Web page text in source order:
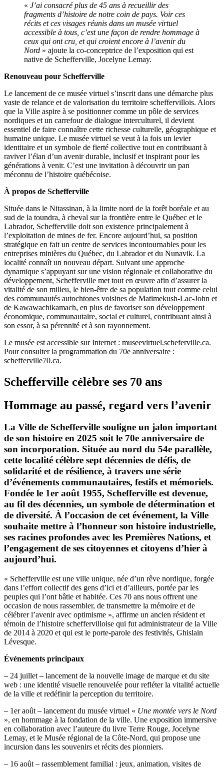
« J’ai consacré plus de 45 ans à recueillir des
fragments d’histoire de notre coin de pays. Voir ces
récits et ces visages réunis dans un musée virtuel
accessible à tous, c’est une façon de rendre hommage à
ceux qui ont cru, et qui croient encore à l’avenir du
Nord » ajoute la co-conceptrice de l’exposition qui est
native de Schefferville, Jocelyne Lemay.
Renouveau pour Schefferville
Le lancement de ce musée virtuel s’inscrit dans une démarche plus
vaste de relance et de valorisation du territoire scheffervillois. Alors
que la Ville aspire à se positionner comme un pôle de services
nordiques et un carrefour de dialogue interculturel, il devient
essentiel de faire connaître cette richesse culturelle, géographique et
humaine unique. Le musée virtuel se veut à la fois un levier
identitaire et un symbole de fierté collective tout en contribuant à
raviver l’élan d’un avenir durable, inclusif et inspirant pour les
générations à venir. C’est une invitation à découvrir un pan
méconnu de l’histoire québécoise.
À propos de Schefferville
Située dans le Nitassinan, à la limite nord de la forêt boréale et au
sud de la toundra, à cheval sur la frontière entre le Québec et le
Labrador, Schefferville doit son existence principalement à
l’exploitation de mines de fer. Encore aujourd’hui, sa position
stratégique en fait un centre de services incontournables pour les
entreprises minières du Québec, du Labrador et du Nunavik. La
localité connaît un nouveau départ. Suivant une approche
dynamique s’appuyant sur une vision régionale et collaborative du
développement, Schefferville met tout en œuvre afin d’assurer la
vitalité de son milieu, le bien-être de sa population tout comme celui
des communautés autochtones voisines de Matimekush-Lac-John et
de Kawawachikamach, en plus de favoriser son développement
économique, communautaire, social et culturel, contribuant ainsi à
son essor, à sa pérennité et à son rayonnement.
Le musée est accessible sur Internet : museevirtuel.scheferville.ca.
Pour consulter la programmation du 70e anniversaire :
schefferville70.ca.
Schefferville célèbre ses 70 ans
Hommage au passé, regard vers l’avenir
La Ville de Schefferville souligne un jalon important
de son histoire en 2025 soit le 70e anniversaire de
son incorporation. Située au nord du 54e parallèle,
cette localité célèbre sept décennies de défis, de
solidarité et de résilience, à travers une série
d’événements communautaires, festifs et mémoriels.
Fondée le 1er août 1955, Schefferville est devenue,
au fil des décennies, un symbole de détermination et
de diversité. À l’occasion de cet événement, la Ville
souhaite mettre à l’honneur son histoire industrielle,
ses racines profondes avec les Premières Nations, et
l’engagement de ses citoyennes et citoyens d’hier à
aujourd’hui.
« Schefferville est une ville unique, née d’un rêve nordique, forgée
dans l’effort collectif des gens d’ici et d’ailleurs, portée par les
peuples qui l’ont bâtie et habitée. Ces 70 ans nous offrent une
occasion de nous rassembler, de transmettre la mémoire et de
célébrer l’avenir avec optimisme », affirme un ancien résident et
témoin de l’histoire scheffervilloise qui fut administrateur de la Ville
de 2014 à 2020 et qui est le porte-parole des festivités, Ghislain
Lévesque.
Événements principaux
– 24 juillet – lancement de la nouvelle image de marque et du site
web : une identité visuelle renouvelée pour refléter la vitalité actuelle
de la ville et redéfinir la perception du territoire.
– 1er août – lancement du musée virtuel « Une montée vers le Nord
», en hommage à la fondation de la ville. Une exposition immersive
en collaboration avec l’auteure du livre Terre Rouge, Jocelyne
Lemay, et le Musée régional de la Côte-Nord, qui propose une
incursion dans les souvenirs et récits des pionniers.
– 16 août – rassemblement familial : jeux, animation, visites de